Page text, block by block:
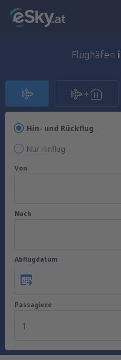
Flughäfen
Hin- und Rückflug
Nur Hinflug
Von
Nach
Abflugdatum
Passagiere
1